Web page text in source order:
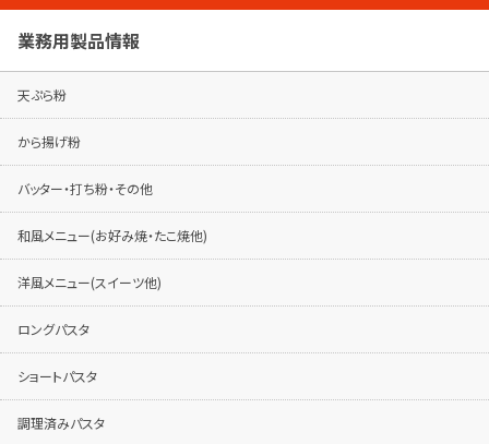
パンフレットはこちらから
業務用製品情報
天ぷら粉
から揚げ粉
バッター・打ち粉・その他
和風メニュー(お好み焼・たこ焼他)
洋風メニュー(スイーツ他)
ロングパスタ
ショートパスタ
調理済みパスタ